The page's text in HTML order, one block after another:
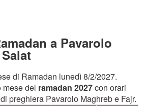
a Pavarolo
di Ramadan lunedì 8/2/2027.
mese del ramadan 2027con orari
preghiera Pavarolo Maghreb e Fajr.